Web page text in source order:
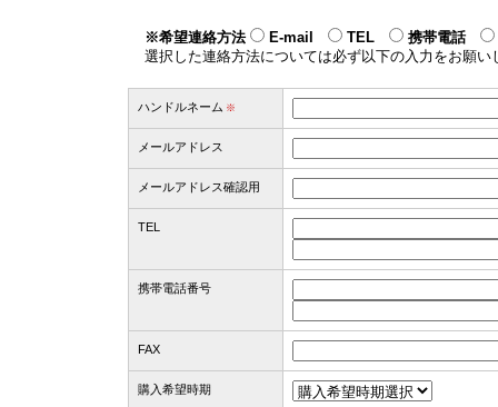
※希望連絡方法 E-mail TEL 携帯電話
選択した連絡方法については必ず以下の入力をお願い
ハンドルネーム ※
メールアドレス
メールアドレス確認用
TEL
携帯電話番号
FAX
購入希望時期